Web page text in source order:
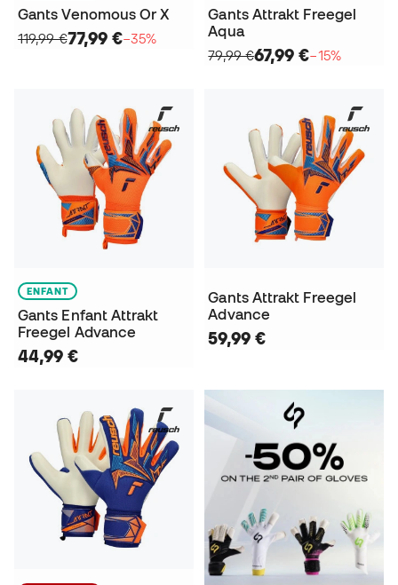
Gants Venomous Or X
119,99 €77,99 €−35%
Gants Attrakt Freegel
Aqua
79,99 €67,99 €−15%
ENFANT
Gants Enfant Attrakt
Freegel Advance
44,99 €
Gants Attrakt Freegel
Advance
59,99 €